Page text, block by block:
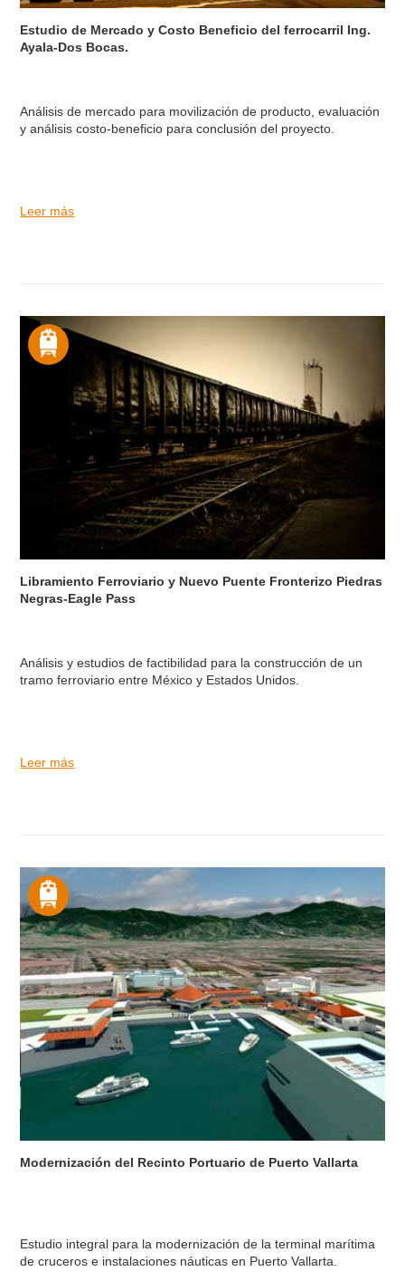
Estudio de Mercado y Costo Beneficio del ferrocarril Ing.
Ayala-Dos Bocas.
Análisis de mercado para movilización de producto, evaluación
y análisis costo-beneficio para conclusión del proyecto.
Leer más
Libramiento Ferroviario y Nuevo Puente Fronterizo Piedras
Negras-Eagle Pass
Análisis y estudios de factibilidad para la construcción de un
tramo ferroviario entre México y Estados Unidos.
Leer más
Modernización del Recinto Portuario de Puerto Vallarta
Estudio integral para la modernización de la terminal marítima
de cruceros e instalaciones náuticas en Puerto Vallarta.